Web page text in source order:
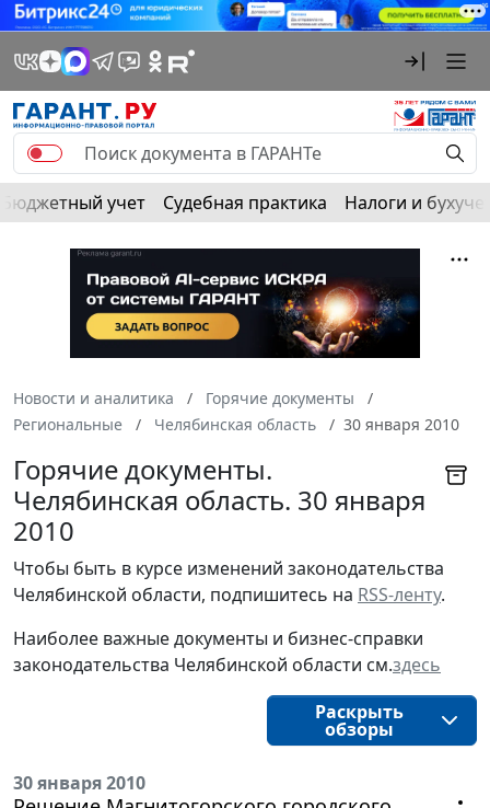
Бюджетный учет Судебная практика Налоги и
Новости и аналитика
Горячие документы
Региональные
Челябинская область 30 января 2010
Горячие документы.
Челябинская область. 30 января
2010
Чтобы быть в курсе изменений законодательства
Челябинской области, подпишитесь на RSS-ленту.
Наиболее важные документы и бизнес-справки
законодательства Челябинской области см.здесь
Раскрыть
обзоры
30 января 2010